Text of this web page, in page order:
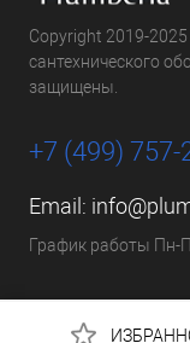
Copyright 2019-
сантехнического
защищены.
+7 (499) 757-
Email:
График работы Пн-